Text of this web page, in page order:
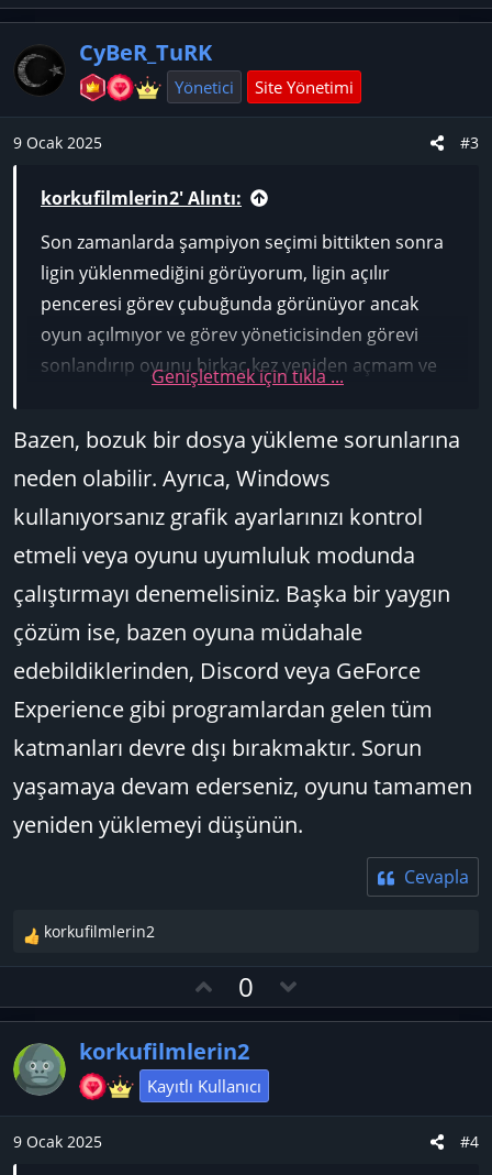
k
l
e
y
a
o
n
v
o
CyBeR_TuRK
Yönetici Site Yönetimi
9 Ocak 2025 #3
korkufilmlerin2' Alıntı:
Son zamanlarda şampiyon seçimi bittikten sonra
ligin yüklenmediğini görüyorum, ligin açılır
penceresi görev çubuğunda görünüyor ancak
oyun açılmıyor ve görev yöneticisinden görevi
sonlandırıp oyunu birkaç kez yeniden açmam ve
Konuyla ilgili başına aynı şey gelen var mı veya
herhangi bir çözüm var mı?
Genişletmek için tıkla ...
Bazen, bozuk bir dosya yükleme sorunlarına
neden olabilir. Ayrıca, Windows
kullanıyorsanız grafik ayarlarınızı kontrol
etmeli veya oyunu uyumluluk modunda
çalıştırmayı denemelisiniz. Başka bir yaygın
çözüm ise, bazen oyuna müdahale
edebildiklerinden, Discord veya GeForce
Experience gibi programlardan gelen tüm
katmanları devre dışı bırakmaktır. Sorun
yaşamaya devam ederseniz, oyunu tamamen
yeniden yüklemeyi düşünün.
Cevapla
T
e
k
l
e
korkufilmlerin2
O
y
l
a
0
o
o
korkufilmlerin2
Kayıtlı Kullanıcı
9 Ocak 2025 #4